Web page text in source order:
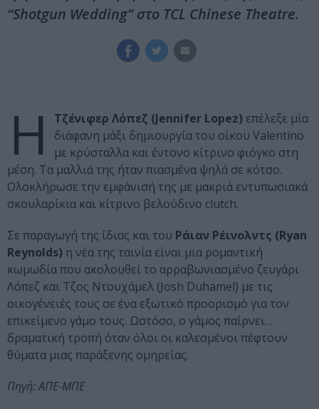
“Shotgun Wedding” στο TCL Chinese Theatre.
Η Τζένιφερ Λόπεζ (Jennifer Lopez) επέλεξε μία
διάφανη μάξι δημιουργία του οίκου Valentino
με κρύσταλλα και έντονο κίτρινο φιόγκο στη
μέση. Τα μαλλιά της ήταν πιασμένα ψηλά σε κότσο.
Ολοκλήρωσε την εμφάνισή της με μακριά εντυπωσιακά
σκουλαρίκια και κίτρινο βελούδινο clutch.
Σε παραγωγή της ίδιας και του Ράιαν Ρέινολντς (Ryan
Reynolds) η νέα της ταινία είναι μια ρομαντική
κωμωδία που ακολουθεί το αρραβωνιασμένο ζευγάρι
Λόπεζ και Τζος Ντουχάμελ (Josh Duhamel) με τις
οικογένειές τους σε ένα εξωτικό προορισμό για τον
επικείμενο γάμο τους. Ωστόσο, ο γάμος παίρνει…
δραματική τροπή όταν όλοι οι καλεσμένοι πέφτουν
θύματα μιας παράξενης ομηρείας.
Πηγή: ΑΠΕ-ΜΠΕ